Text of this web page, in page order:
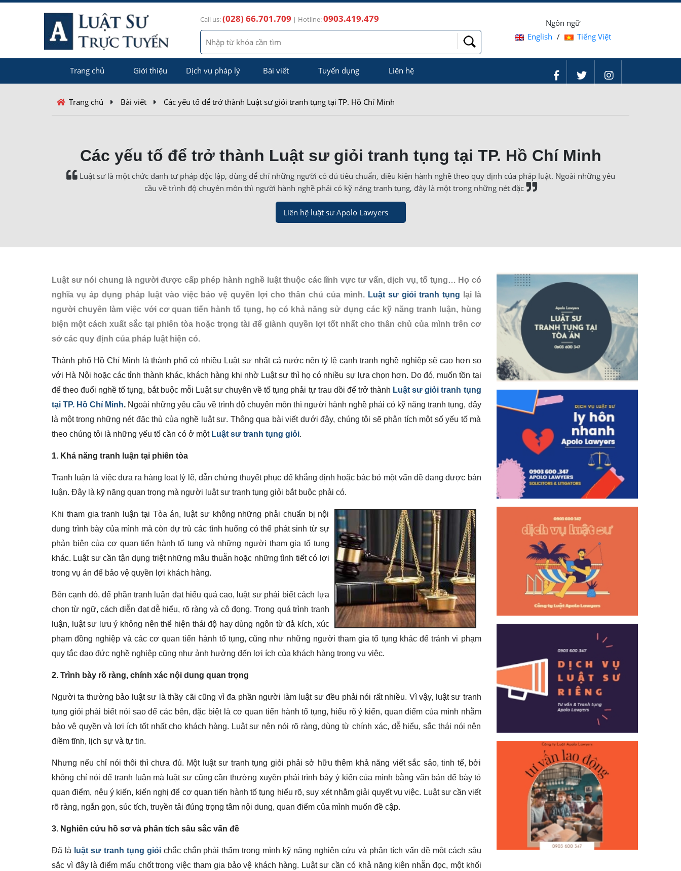
Call us:(028) 66.701.709 | Hotline:0903.419.479
Ngôn ngữ
English / Tiếng Việt
Trang chủ Giới thiệu Dịch vụ pháp lý Bài viết Tuyển dụng Liên hệ
Trang chủ Bài viết Các yếu tố để trở thành Luật sư giỏi tranh tụng tại TP. Hồ Chí Minh
Các yếu tố để trở thành Luật sư giỏi tranh tụng tại TP. Hồ Chí Minh
Luật sư là một chức danh tư pháp độc lập, dùng để chỉ những người có đủ tiêu chuẩn, điều kiện hành nghề theo quy định của pháp luật. Ngoài những yêu
cầu về trình độ chuyên môn thì người hành nghề phải có kỹ năng tranh tụng, đây là một trong những nét đặc
Liên hệ luật sư Apolo Lawyers
Luật sư nói chung là người được cấp phép hành nghề luật thuộc các lĩnh vực tư vấn, dịch vụ, tố tụng… Họ có
nghĩa vụ áp dụng pháp luật vào việc bảo vệ quyền lợi cho thân chủ của mình. Luật sư giỏi tranh tụng lại là
người chuyên làm việc với cơ quan tiến hành tố tụng, họ có khả năng sử dụng các kỹ năng tranh luận, hùng
biện một cách xuất sắc tại phiên tòa hoặc trọng tài để giành quyền lợi tốt nhất cho thân chủ của mình trên cơ
sở các quy định của pháp luật hiện có.
Thành phố Hồ Chí Minh là thành phố có nhiều Luật sư nhất cả nước nên tỷ lệ cạnh tranh nghề nghiệp sẽ cao hơn so
với Hà Nội hoặc các tỉnh thành khác, khách hàng khi nhờ Luật sư thì họ có nhiều sự lựa chọn hơn. Do đó, muốn tồn tại
để theo đuổi nghề tố tụng, bắt buộc mỗi Luật sư chuyên về tố tụng phải tự trau dồi để trở thành Luật sư giỏi tranh tụng
tại TP. Hồ Chí Minh. Ngoài những yêu cầu về trình độ chuyên môn thì người hành nghề phải có kỹ năng tranh tụng, đây
là một trong những nét đặc thù của nghề luật sư. Thông qua bài viết dưới đây, chúng tôi sẽ phân tích một số yếu tố mà
theo chúng tôi là những yếu tố cần có ở một Luật sư tranh tụng giỏi.
1. Khả năng tranh luận tại phiên tòa
Tranh luận là việc đưa ra hàng loạt lý lẽ, dẫn chứng thuyết phục để khẳng định hoặc bác bỏ một vấn đề đang được bàn
luận. Đây là kỹ năng quan trọng mà người luật sư tranh tụng giỏi bắt buộc phải có.
Khi tham gia tranh luận tại Tòa án, luật sư không những phải chuẩn bị nội
dung trình bày của mình mà còn dự trù các tình huống có thể phát sinh từ sự
phản biện của cơ quan tiến hành tố tụng và những người tham gia tố tụng
khác. Luật sưcần tận dụng triệt những mâu thuẫn hoặc những tình tiết có lợi
trong vụ án để bảo vệ quyền lợi khách hàng.
Bên cạnh đó, để phần tranh luận đạt hiểu quả cao, luật sư phải biết cách lựa
chọn từ ngữ, cách diễn đạtdễ hiểu, rõ ràng và cô đọng. Trong quá trình tranh
luận, luật sư lưu ý không nên thể hiện thái độ hay dùng ngôn từ đả kích, xúc
phạm đồng nghiệp và các cơ quan tiến hành tố tụng, cũng như những người tham gia tố tụng khác để tránh vi phạm
quy tắc đạo đức nghề nghiệp cũng như ảnh hưởng đến lợi ích của khách hàng trong vụ việc.
2. Trình bày rõ ràng, chính xác nội dung quan trọng
Người ta thường bảo luật sư là thầy cãi cũng vì đa phần người làm luật sư đều phải nói rất nhiều. Vì vậy, l uật sư tranh
tụng giỏi phải biết nói sao để các bên, đặc biệt là cơ quan tiến hành tố tụng, hiểu rõ ý kiến, quan điểm của mình nhằm
bảo vệ quyền và lợi ích tốt nhất cho khách hàng. Luật sư nên nói rõ ràng, dùng từ chính xác, dễ hiểu, sắc thái nói nên
điềm tĩnh, lịch sự và tự tin.
Nhưng nếu chỉ nói thôi thì chưa đủ. Một luật sư tranh tụng giỏi phải sở hữu thêm khả năng viết sắc sảo, tinh tế, bởi
không chỉ nói để tranh luận mà luật sư cũng cần thường xuyên phải trình bày ý kiến của mình bằng văn bản để bày tỏ
quan điểm, nêu ý kiến, kiến nghị để cơ quan tiến hành tố tụng hiểu rõ, suy xét nhằm giải quyết vụ việc. Luật sư cần viết
rõ ràng, ngắn gọn, súc tích, truyền tải đúng trọng tâm nội dung, quan điểm của mình muốn đề cập.
3. Nghiên cứu hồ sơ và phân tích sâu sắc vấn đề
Đã là luật sư tranh tụng giỏichắc chắn phải thấm trong mình kỹ năng nghiên cứu và phân tích vấn đề một cách sâu
sắc vì đây là điểm mấu chốt trong việc tham gia bảo vệ khách hàng. Luật sư cần có khả năng kiên nhẫn đọc, một khối